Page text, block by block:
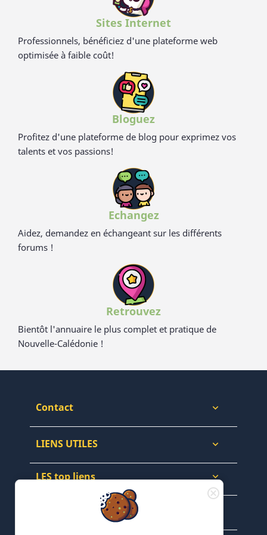
eco-friendliness et non-toxicité.
Sites Internet
Professionnels, bénéficiez d'une plateforme web
optimisée à faible coût!
Bloguez
Profitez d'une plateforme de blog pour exprimez vos
talents et vos passions!
Echangez
Aidez, demandez en échangeant sur les différents
forums !
Retrouvez
Bientôt l'annuaire le plus complet et pratique de
Nouvelle-Calédonie !
Contact 
LIENS UTILES 
LES top liens 
NEWSLETTERS & WEB